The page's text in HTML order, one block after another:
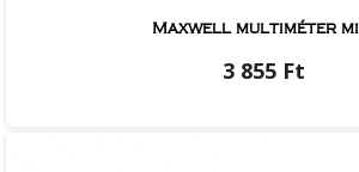
Maxwell multiméter
3 855 Ft